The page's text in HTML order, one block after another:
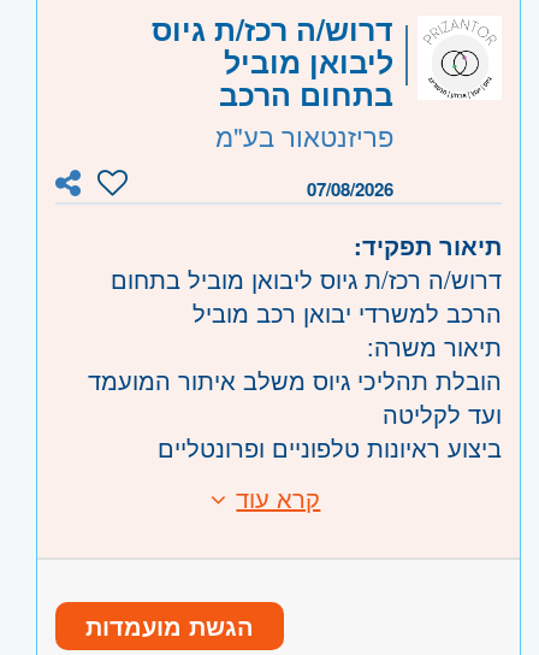
אזור: מרכז - תל אביב, פתח תקווה, רמת גן
וגבעתיים, בקעת אונו וגבעת שמואל, חולון
ובת-ים, מודיעין, שוהם
- חדרה וזכרון יעקב, נתניה ועמק חפר,
רעננה, כפר סבא והוד השרון, ראש העין,
הרצליה ורמת השרון
דרוש/ה רכז/ת גיוס
ליבואן מוביל
בתחום הרכב
פריזנטאור בע"מ
07/08/2026
תיאור תפקיד:
דרוש/ה רכז/ת גיוס ליבואן מוביל בתחום
הרכב למשרדי יבואן רכב מוביל
תיאור משרה:
הובלת תהליכי גיוס משלב איתור המועמד
ועד לקליטה
ביצוע ראיונות טלפוניים ופרונטליים
היקף משרה: מלאה
תואר ראשון -חובה
קרא עוד
הגשת מועמדות